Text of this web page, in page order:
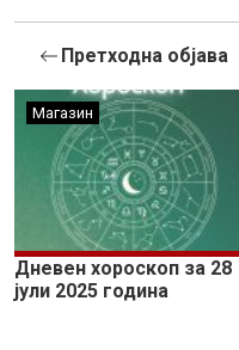
Претходна објава
Магазин
Дневен хороскоп за 28
јули 2025 година